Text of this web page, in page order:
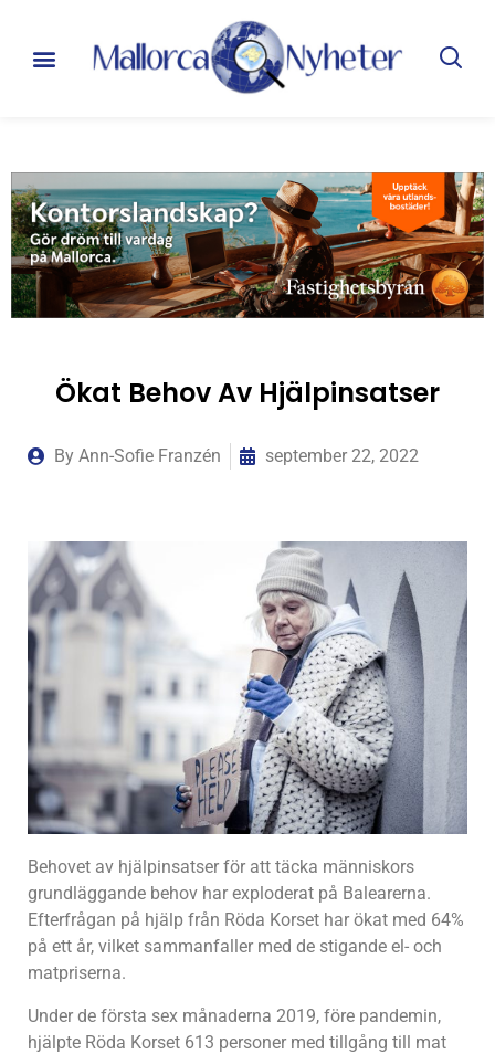
Ökat Behov Av Hjälpinsatser
By Ann-Sofie Franzén september 22, 2022
Behovet av hjälpinsatser för att täcka människors
grundläggande behov har exploderat på Balearerna.
Efterfrågan på hjälp från Röda Korset har ökat med 64%
på ett år, vilket sammanfaller med de stigande el- och
matpriserna.
Under de första sex månaderna 2019, före pandemin,
hjälpte Röda Korset 613 personer med tillgång till mat